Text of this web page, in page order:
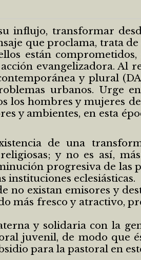
influjo, transformar
que proclama, trata
están
evangelizadora. Al
y plural
urbanos. Urge
los hombres y mujeres
y ambientes, en esta
de una
y no es así,
progresiva de las
instituciones eclesiásticas.
no existan emisores y
más fresco y atractivo,
y solidaria con la
juvenil, de modo que
para la pastoral en